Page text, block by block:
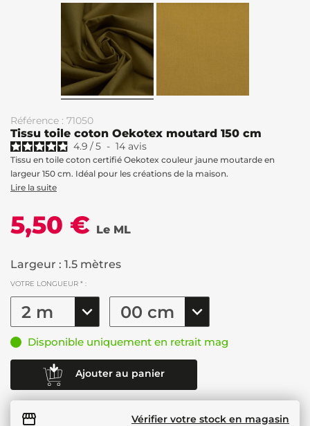
Référence : 71050
Tissu toile coton Oekotex moutard 150 cm
4.9 /5 - 14 avis
Tissu en toile coton certifié Oekotex couleur jaune moutarde en
largeur 150 cm. Idéal pour les créations de la maison.
Lire la suite
5,50 € Le ML
Largeur : 1.5 mètres
VOTRE LONGUEUR * :
Disponible uniquement en retrait mag
Ajouter au panier
Vérifier votre stock en magasin